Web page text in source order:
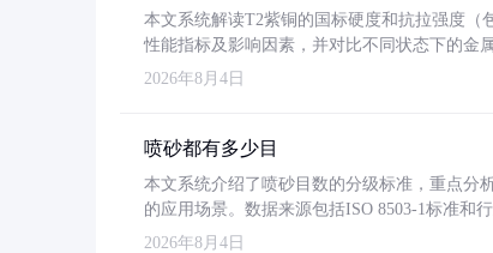
本文系统解读T2紫铜的国标硬度和抗拉强度（
性能指标及影响因素，并对比不同状态下的金
2026年8月4日
喷砂都有多少目
本文系统介绍了喷砂目数的分级标准，重点分
的应用场景。数据来源包括ISO 8503-1标准和
2026年8月4日